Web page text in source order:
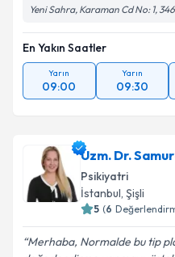
Yeni Sahra, Karaman Cd No: 1,
En Yakın Saatler
Yarın
09:00
Yarın
09:30
Uzm. Dr.
Psikiyatri
İstanbul, Şişli
5 (6
Merhaba, Normalde bu tip